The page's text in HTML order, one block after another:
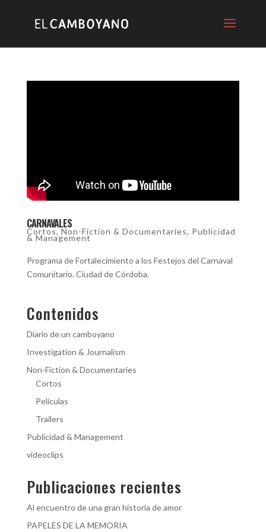
CARNAVALES
Cortos, Non-Fiction & Documentaries, Publicidad
& Management
Programa de Fortalecimiento a los Festejos del Carnaval
Comunitario. Ciudad de Córdoba.
Contenidos
Diario de un camboyano
Investigation & Journalism
Non-Fiction & Documentaries
Cortos
Películas
Trailers
Publicidad & Management
videoclips
Publicaciones recientes
Al encuentro de una gran historia de amor
PAPELES DE LA MEMORIA